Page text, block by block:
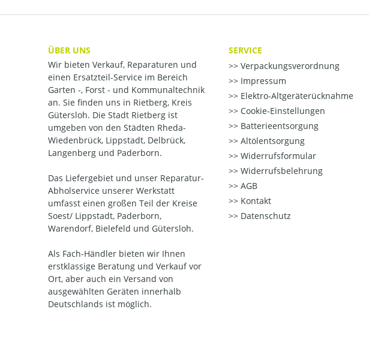
ÜBER UNS
Wir bieten Verkauf, Reparaturen und
einen Ersatzteil-Service im Bereich
Garten -, Forst - und Kommunaltechnik
an. Sie finden uns in Rietberg, Kreis
Gütersloh. Die Stadt Rietberg ist
umgeben von den Städten Rheda-
Wiedenbrück, Lippstadt, Delbrück,
Langenberg und Paderborn.
Das Liefergebiet und unser Reparatur-
Abholservice unserer Werkstatt
umfasst einen großen Teil der Kreise
Soest/ Lippstadt, Paderborn,
Warendorf, Bielefeld und Gütersloh.
Als Fach-Händler bieten wir Ihnen
erstklassige Beratung und Verkauf vor
Ort, aber auch ein Versand von
ausgewählten Geräten innerhalb
Deutschlands ist möglich.
SERVICE
Verpackungsverordnung
Impressum
Elektro-Altgeräterücknahme
Cookie-Einstellungen
Batterieentsorgung
Altölentsorgung
Widerrufsformular
Widerrufsbelehrung
AGB
Kontakt
Datenschutz